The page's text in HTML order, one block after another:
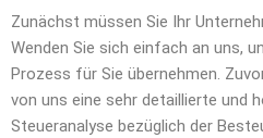
Zunächst müssen Sie Ihr
Wenden Sie sich einfach an uns,
Prozess für Sie übernehmen.
von uns eine sehr detaillierte und
Steueranalyse bezüglich der